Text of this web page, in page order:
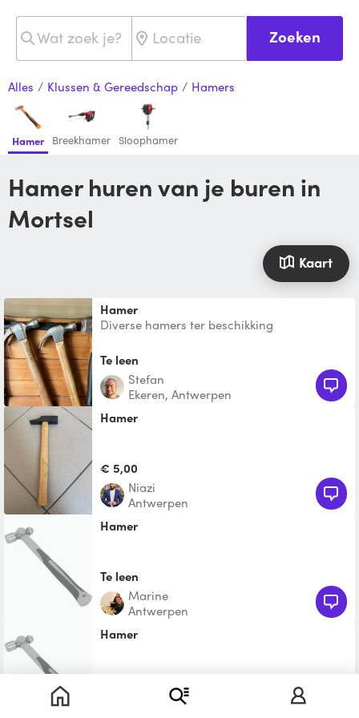
Zoeken
Alles / Klussen & Gereedschap / Hamers
Hamer Breekhamer Sloophamer
Hamer huren van je buren in
Mortsel
Kaart
Hamer
Diverse hamers ter beschikking
Te leen
Stefan
Ekeren, Antwerpen
Hamer
€ 5,00
niazi
Antwerpen
Hamer
Te leen
Marine
Antwerpen
Hamer